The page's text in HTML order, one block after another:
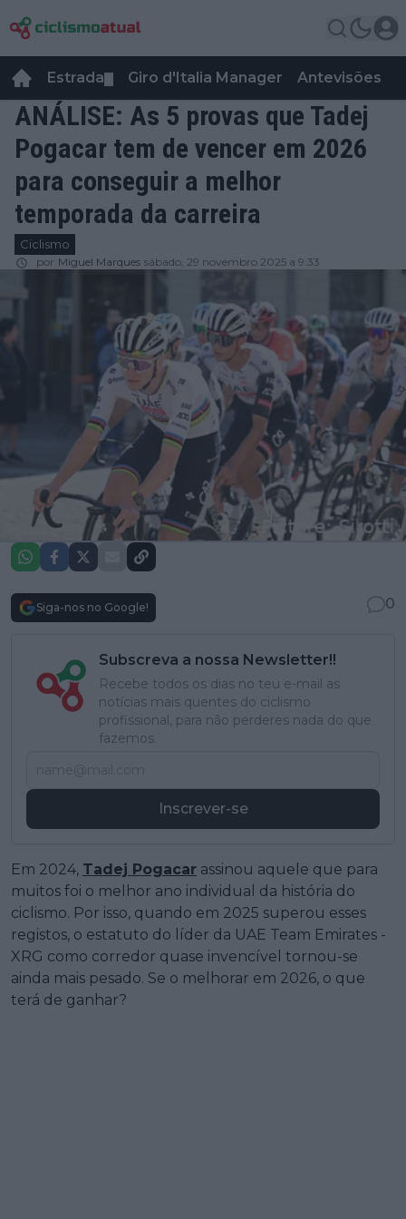
Estrada Giro d'Italia Manager Antevisões
ANÁLISE: As 5 provas que Tadej
Pogacar tem de vencer em 2026
para conseguir a melhor
temporada da carreira
Ciclismo
por Miguel Marques sábado, 29 novembro 2025 a 9:33
Siga-nos no Google! 0
Subscreva a nossa Newsletter!!
Recebe todos os dias no teu e-mail as
notícias mais quentes do ciclismo
profissional, para não perderes nada do que
fazemos.
Inscrever-se
Em 2024, Tadej Pogacar assinou aquele que para
muitos foi o melhor ano individual da história do
ciclismo. Por isso, quando em 2025 superou esses
registos, o estatuto do líder da UAE Team Emirates -
XRG como corredor quase invencível tornou-se
ainda mais pesado. Se o melhorar em 2026, o que
terá de ganhar?